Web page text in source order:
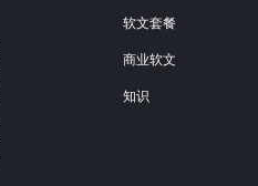
软文套餐
商业软文
知识